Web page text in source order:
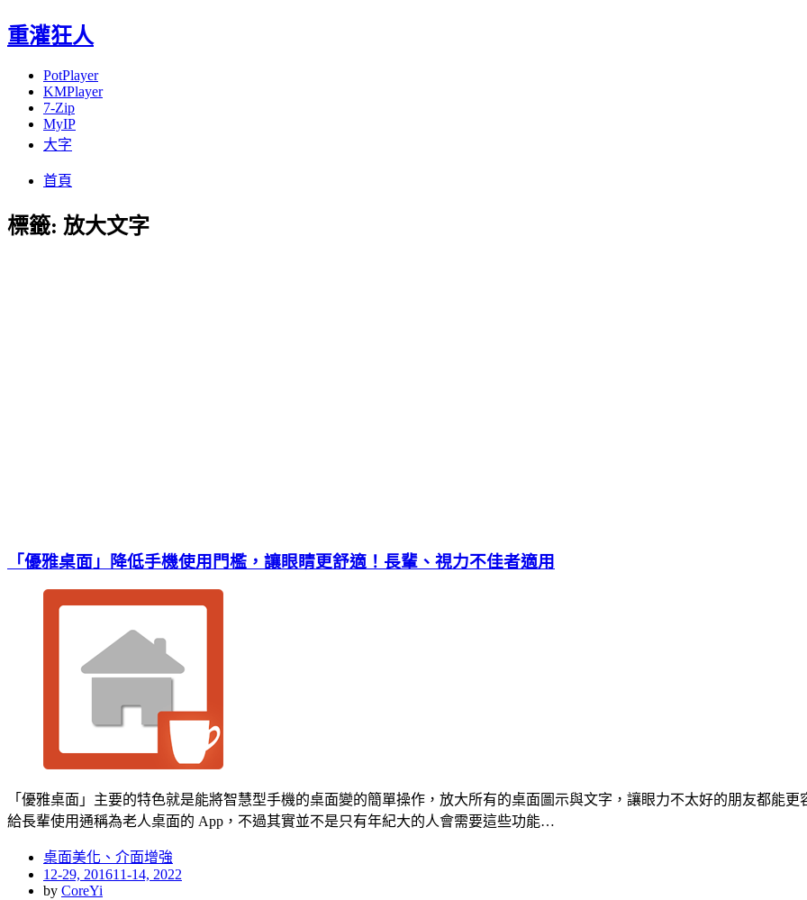
重灌狂人
PotPlayer
KMPlayer
7-Zip
MyIP
大字
首頁
標籤: 放大文字
「優雅桌面」降低手機使用門檻，讓眼睛更舒適！長輩、視力不佳者適用
「優雅桌面」主要的特色就是能將智慧型手機的桌面變的簡單操作，放大所有的桌面圖示與文字，讓眼力不太好的朋友都能
給長輩使用通稱為老人桌面的 App，不過其實並不是只有年紀大的人會需要這些功能…
桌面美化、介面增強
Posted
on
12-29, 201611-14, 2022
by CoreYi